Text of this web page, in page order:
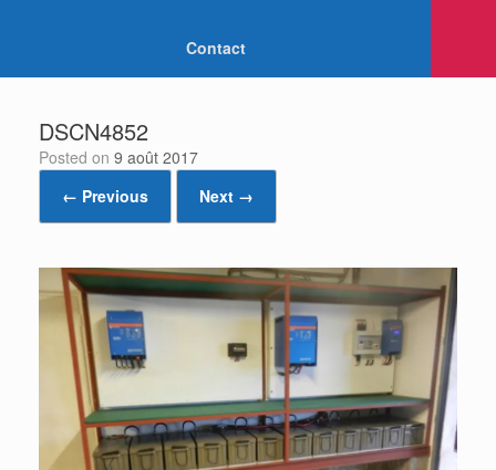
Contact
DSCN4852
Posted on 9 août 2017
← Previous
Next →